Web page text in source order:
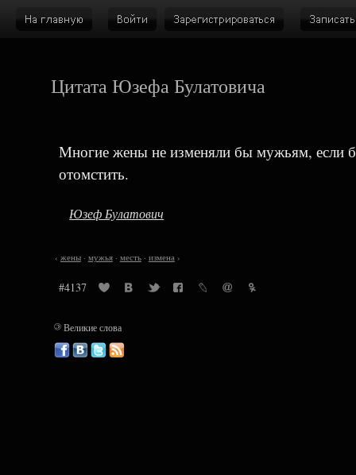
Цитата Юзефа Булатовича
Многие жены не изменяли бы мужьям, если
отомстить.
Юзеф Булатович
‹ жены· мужья· месть· измена›
#4137
©Великие слова